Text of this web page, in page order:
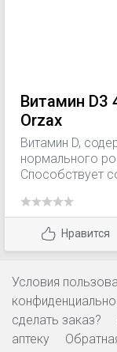
Витамин D3
Orzax
Витамин D,
нормального
Способствует
крови.
функции мышц.
зубов.
кальция и
делении клеток.
Нравится
Условия
сделать заказ?
аптеку